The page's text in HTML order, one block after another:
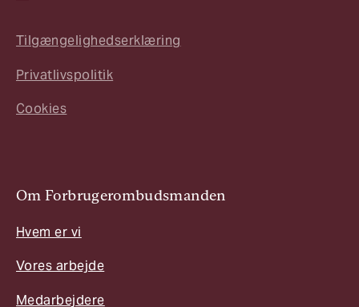
Tilgængelighedserklæring
Privatlivspolitik
Cookies
Om Forbrugerombudsmanden
Hvem er vi
Vores arbejde
Medarbejdere